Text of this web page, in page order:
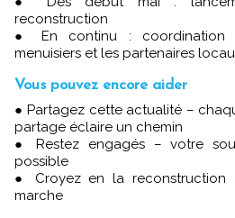
reconstruction
● En continu : coordination
menuisiers et les partenaires
Vous pouvez encore aider
● Partagez cette actualité – chaque voix compte, chaque
partage éclaire un chemin
● Restez engagés – votre
possible
● Croyez en la
marche